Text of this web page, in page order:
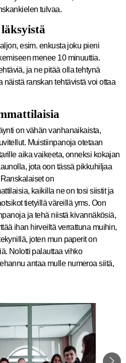
tulvaa.
esim. enkusta joku pieni
menee 10 minuuttia.
ja ne pitää olla tehtynä
näistä ranskan tehtävistä voi ottaa
on vähän vanhanaikaista,
Muistiinpanoja otetaan
aika vaikeeta, onneksi kokajan
jota oon tässä pikkuhiljaa
on
kaikilla ne on tosi siistit ja
tietyillä väreillä yms. Oon
ja tehä niistä kivannäkösiä,
ihan hirveiltä verrattuna muihin,
joten mun paperit on
Nolotti palauttaa vihko
antaa mulle numeroa siitä,